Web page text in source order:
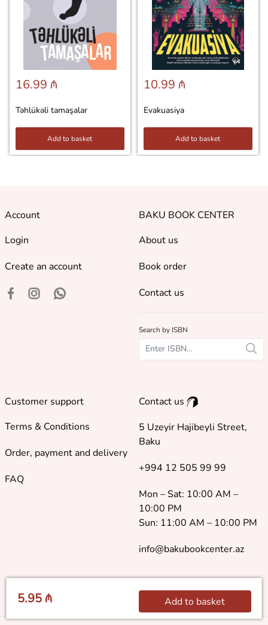
5.95 ₼ Add to basket
16.99 ₼
Təhlükəli tamaşalar
Add to basket
10.99 ₼
Evakuasiya
Add to basket
Account
Login
Create an account
BAKU BOOK CENTER
About us
Book order
Contact us
Search by ISBN
Customer support
Terms & Conditions
Order, payment and delivery
FAQ
Contact us
5 Uzeyir Hajibeyli Street,
Baku
+994 12 505 99 99
Mon – Sat: 10:00 AM –
10:00 PM
Sun: 11:00 AM – 10:00 PM
info@bakubookcenter.az